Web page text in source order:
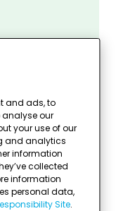
and ads, to
our
your use of our
and analytics
information
collected
information
personal data,
Site.
– 34,5 cm
– 470 gram